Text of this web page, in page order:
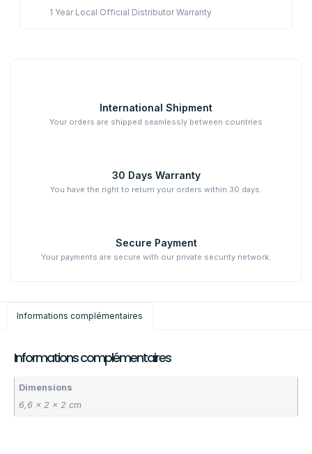
1 Year Local Official Distributor Warranty
International Shipment
Your orders are shipped seamlessly between countries
30 Days Warranty
You have the right to return your orders within 30 days.
Secure Payment
Your payments are secure with our private security network.
Informations complémentaires
Informations complémentaires
Dimensions
6,6 × 2 × 2 cm